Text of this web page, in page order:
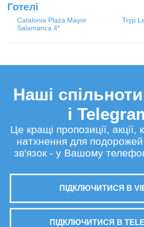
Готелі
Catalonia Plaza Mayor
Salamanca 4*
Tryp
Наші
і
Це кращі пропозиції, акції,
натхнення для подорожей
зв'язок - у Вашому
ПІДКЛЮЧИТИСЯ В
ПІДКЛЮЧИТИСЯ В